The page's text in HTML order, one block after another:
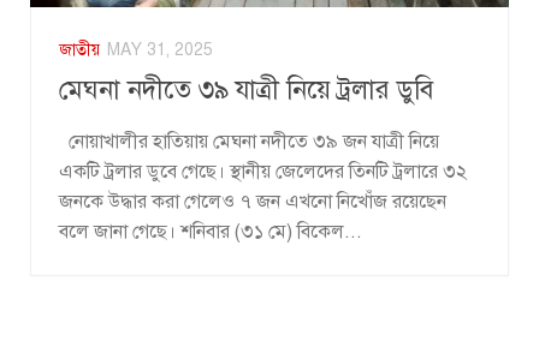
জাতীয় MAY 31, 2025
মেঘনা নদীতে ৩৯ যাত্রী নিয়ে ট্রলার ডুবি
নোয়াখালীর হাতিয়ায় মেঘনা নদীতে ৩৯ জন যাত্রী নিয়ে
একটি ট্রলার ডুবে গেছে। স্থানীয় জেলেদের তিনটি ট্রলারে ৩২
জনকে উদ্ধার করা গেলেও ৭ জন এখনো নিখোঁজ রয়েছেন
বলে জানা গেছে। শনিবার (৩১ মে) বিকেল...